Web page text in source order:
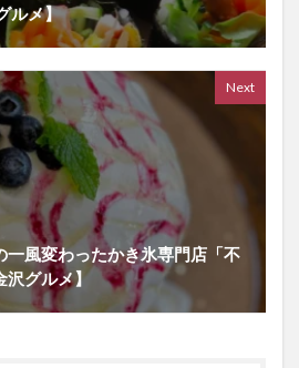
ルメ】
Next
一風変わったかき氷専門店「不
沢グルメ】